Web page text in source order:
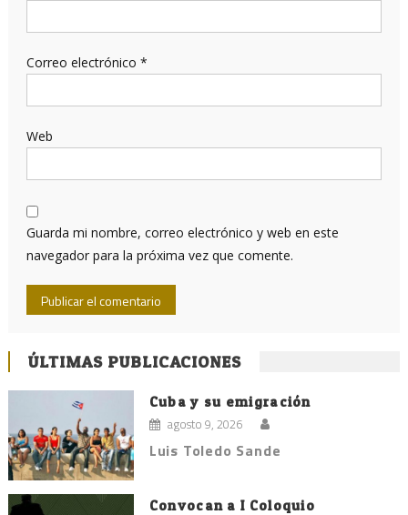
Correo electrónico *
Web
Guarda mi nombre, correo electrónico y web en este
navegador para la próxima vez que comente.
ÚLTIMAS PUBLICACIONES
Cuba y su emigración
agosto 9, 2026
Luis Toledo Sande
Convocan a I Coloquio